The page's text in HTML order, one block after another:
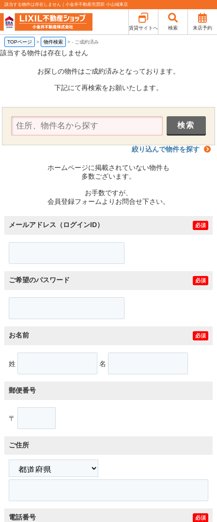
該当する物件は存在しません｜小金井不動産売買部 小山城東店
賃貸サイトへ 検索 来店予約
TOPページ > 物件検索 >- ご成約済み
該当する物件は存在しません
お探しの物件はご成約済みとなっております。
下記にて再検索をお願いたします。
絞り込んで物件を探す
ホームページに掲載されていない物件も
多数ございます。
お手数ですが、
会員登録フォームよりお問合せ下さい。
メールアドレス（ログインID） 必須
ご希望のパスワード 必須
お名前 必須
姓 名
郵便番号
〒
ご住所
電話番号 必須